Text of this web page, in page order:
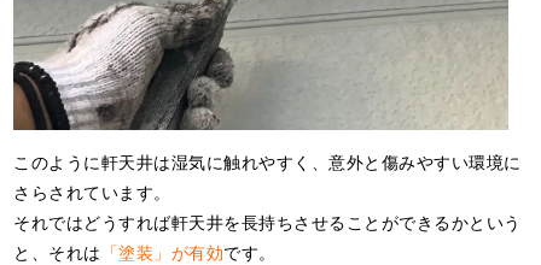
このように軒天井は湿気に触れやすく、意外と傷みやすい環境に
さらされています。
それではどうすれば軒天井を長持ちさせることができるかという
と、それは 「塗装」が有効です。